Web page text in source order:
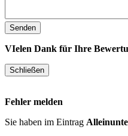
VIelen Dank für Ihre
Fehler melden
Sie haben im Eintrag